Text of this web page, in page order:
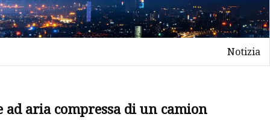
Notizia
aria compressa di un camion